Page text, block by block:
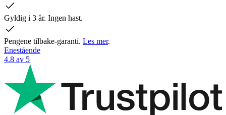
Gyldig i 3 år. Ingen hast.
Pengene tilbake-garanti. Les mer.
Enestående
4.8 av 5